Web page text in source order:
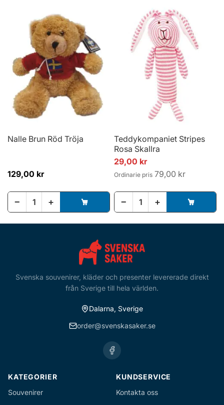
Nalle Brun Röd Tröja
129,00 kr
− +
Teddykompaniet Stripes
Rosa Skallra
Specialpris
29,00 kr
Ordinarie pris 79,00 kr
− +
Svenska souvenirer, kläder och presenter levererade direkt
från Sverige till hela världen.
Dalarna, Sverige
order@svenskasaker.se
KATEGORIER
Souvenirer
KUNDSERVICE
Kontakta oss